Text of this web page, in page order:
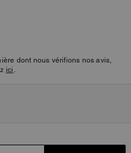
dont nous vérifions nos avis,
ici